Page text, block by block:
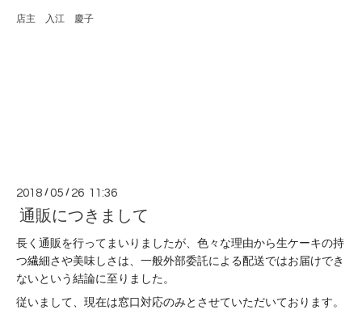
店主 入江 慶子
2018 /05 / 26 11:36
通販につきまして
長く通販を行ってまいりましたが、色々な理由から生ケーキの持
つ繊細さや美味しさは、一般外部委託による配送ではお届けでき
ないという結論に至りました。
従いまして、現在は窓口対応のみとさせていただいております。